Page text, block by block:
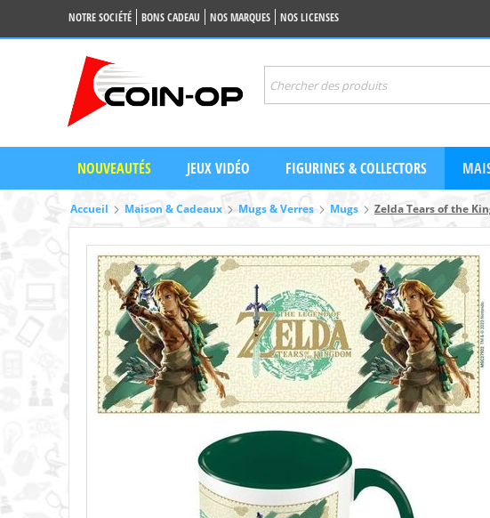
NOTRE SOCIÉTÉ BONS CADEAU NOS MARQUES NOS LICENSES
NOUVEAUTÉS JEUX VIDÉO FIGURINES & COLLECTORS
Accueil Maison & Cadeaux Mugs & Verres Mugs Zelda Tears of the